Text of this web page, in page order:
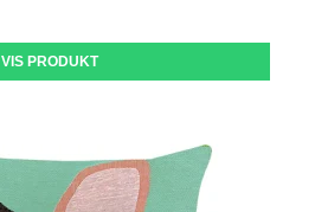
VIS PRODUKT